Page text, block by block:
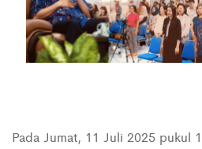
Pada Jumat, 11 Juli 2025 pukul